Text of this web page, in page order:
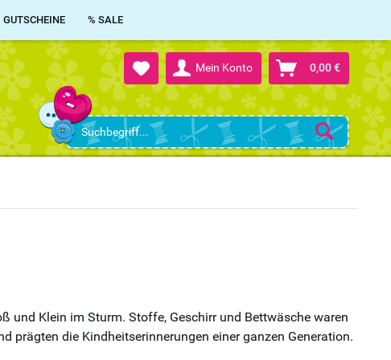
Mein Konto 0,00 €
GUTSCHEINE % SALE
und Klein im Sturm. Stoffe, Geschirr und Bettwäsche waren
prägten die Kindheitserinnerungen einer ganzen Generation.